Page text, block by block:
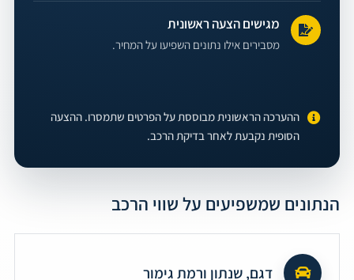
מגישים הצעה ראשונית
מסבירים אילו נתונים השפיעו על המחיר.
ההערכה הראשונית מבוססת על הפרטים שתמסרו. ההצעה
הסופית נקבעת לאחר בדיקת הרכב.
הנתונים שמשפיעים על שווי הרכב
דגם, שנתון ורמת גימור